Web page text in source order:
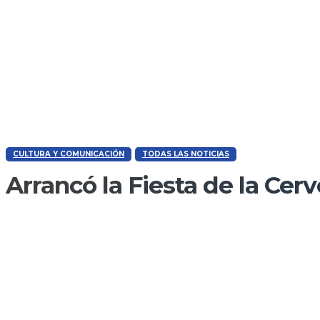
CULTURA Y COMUNICACIÓN TODAS LAS NOTICIAS
Arrancó la Fiesta de la